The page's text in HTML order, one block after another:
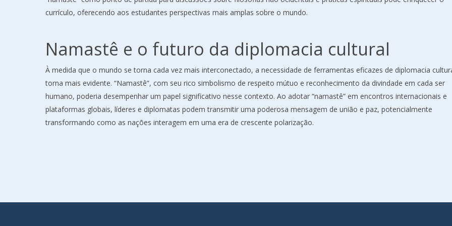
currículo, oferecendo aos estudantes perspectivas mais amplas sobre o mundo.
Namastê e o futuro da diplomacia cultural
À medida que o mundo se torna cada vez mais interconectado, a necessidade de ferramentas eficazes de diplomacia
torna mais evidente. “Namastê”, com seu rico simbolismo de respeito mútuo e reconhecimento da divindade em cada ser
humano, poderia desempenhar um papel significativo nesse contexto. Ao adotar “namastê” em encontros internacionais e
plataformas globais, líderes e diplomatas podem transmitir uma poderosa mensagem de união e paz, potencialmente
transformando como as nações interagem em uma era de crescente polarização.